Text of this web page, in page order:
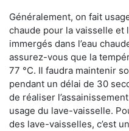
Généralement, on fait
chaude pour la vaisselle
immergés dans l’eau
assurez-vous que la
77 °C. Il faudra maintenir
pendant un délai de 30
de réaliser
usage du lave-vaisselle.
des lave-vaisselles, c’est